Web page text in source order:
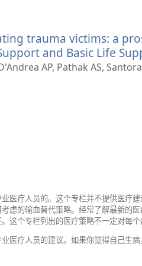
trauma victims: a
and Basic Life
AP, Pathak AS, Santora
医疗人员的。这个专栏并不提供医疗
虑的输血替代策略。经常了解最新的
这个专栏列出的医疗策略不一定对每
医疗人员的建议。如果你觉得自己生病